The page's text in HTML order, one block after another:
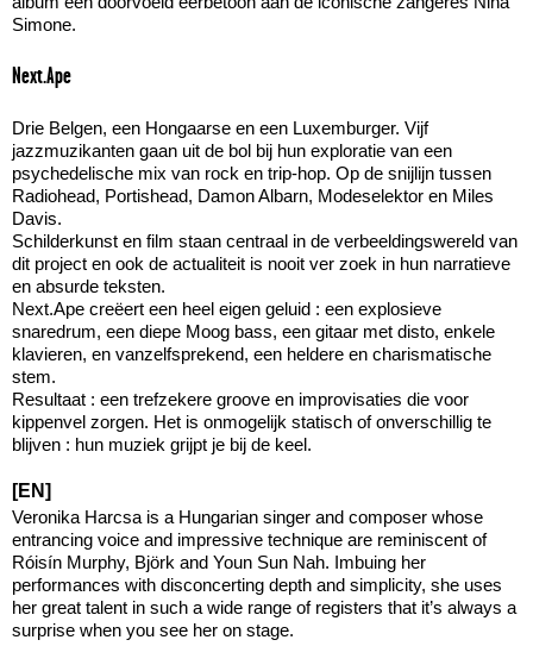
Simone.
Next.Ape
Drie Belgen, een Hongaarse en een Luxemburger. Vijf
jazzmuzikanten gaan uit de bol bij hun exploratie van een
psychedelische mix van rock en trip-hop. Op de snijlijn tussen
Radiohead, Portishead, Damon Albarn, Modeselektor en Miles
Davis.
Schilderkunst en film staan centraal in de verbeeldingswereld van
dit project en ook de actualiteit is nooit ver zoek in hun narratieve
en absurde teksten.
Next.Ape creëert een heel eigen geluid : een explosieve
snaredrum, een diepe Moog bass, een gitaar met disto, enkele
klavieren, en vanzelfsprekend, een heldere en charismatische
stem.
Resultaat : een trefzekere groove en improvisaties die voor
kippenvel zorgen. Het is onmogelijk statisch of onverschillig te
blijven : hun muziek grijpt je bij de keel.
[EN]
Veronika Harcsa is a Hungarian singer and composer whose
entrancing voice and impressive technique are reminiscent of
Róisín Murphy, Björk and Youn Sun Nah. Imbuing her
performances with disconcerting depth and simplicity, she uses
her great talent in such a wide range of registers that it’s always a
surprise when you see her on stage.